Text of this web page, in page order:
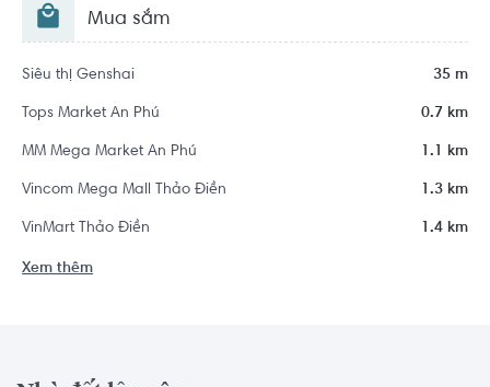
Mua sắm
Siêu thị Genshai 35 m
Tops Market An Phú 0.7 km
MM Mega Market An Phú 1.1 km
Vincom Mega Mall Thảo Điền 1.3 km
VinMart Thảo Điền 1.4 km
Xem thêm